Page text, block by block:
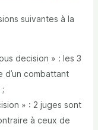
suivantes à la
decision » : les 3
d’un combattant
» : 2 juges sont
à ceux de